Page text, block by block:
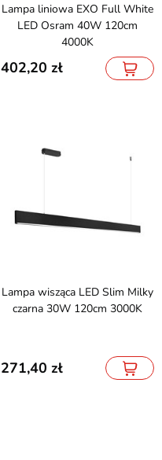
Lampa liniowa EXO Full White
LED Osram 40W 120cm
4000K
402,20
Lampa wisząca LED Slim Milky
czarna 30W 120cm 3000K
271,40